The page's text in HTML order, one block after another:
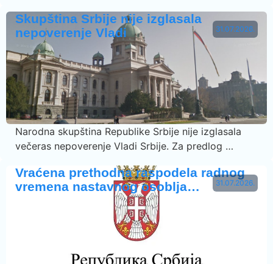
31.07.2026.
Skupština Srbije nije izglasala
nepoverenje Vladi
Narodna skupština Republike Srbije nije izglasala
večeras nepoverenje Vladi Srbije. Za predlog …
31.07.2026.
Vraćena prethodna raspodela radnog
vremena nastavnog osoblja…